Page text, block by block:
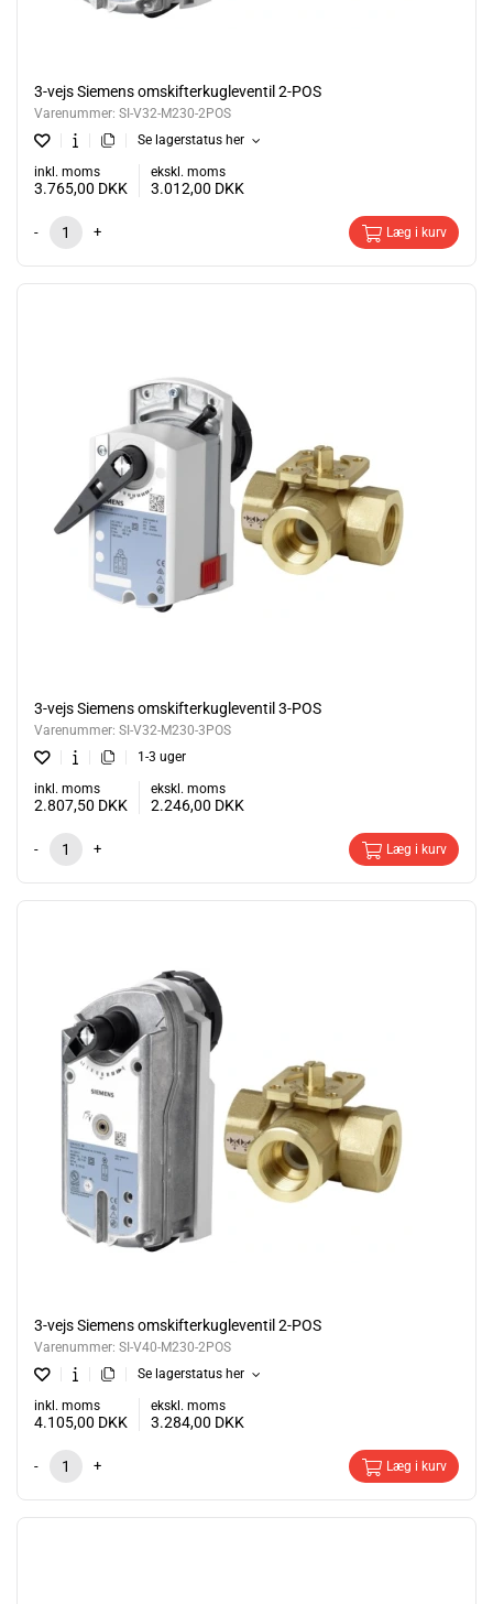
3-vejs Siemens omskifterkugleventil 2-POS
Varenummer: SI-V32-M230-2POS
Se lagerstatus her
inkl. moms
3.765,00 DKK
ekskl. moms
3.012,00 DKK
- + Læg i kurv
3-vejs Siemens omskifterkugleventil 3-POS
Varenummer: SI-V32-M230-3POS
1-3 uger
inkl. moms
2.807,50 DKK
ekskl. moms
2.246,00 DKK
- + Læg i kurv
3-vejs Siemens omskifterkugleventil 2-POS
Varenummer: SI-V40-M230-2POS
Se lagerstatus her
inkl. moms
4.105,00 DKK
ekskl. moms
3.284,00 DKK
- + Læg i kurv